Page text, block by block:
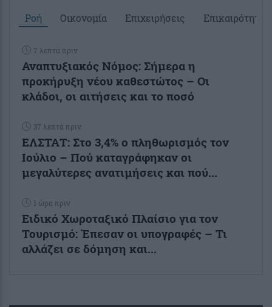
Ροή Οικονομία Επιχειρήσεις Επικαιρότητα
7 λεπτά πριν
Αναπτυξιακός Νόμος: Σήμερα η
προκήρυξη νέου καθεστώτος – Οι
κλάδοι, οι αιτήσεις και το ποσό
37 λεπτά πριν
ΕΛΣΤΑΤ: Στο 3,4% ο πληθωρισμός τον
Ιούλιο – Πού καταγράφηκαν οι
μεγαλύτερες ανατιμήσεις και πού...
1 ώρα πριν
Ειδικό Χωροταξικό Πλαίσιο για τον
Τουρισμό: Έπεσαν οι υπογραφές – Τι
αλλάζει σε δόμηση και...